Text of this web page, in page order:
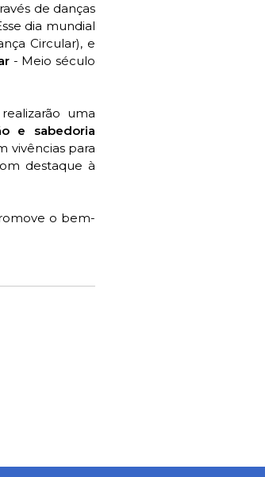
de danças
dia mundial
Circular), e
- Meio século
uma
e sabedoria
vivências para
destaque à
o bem-